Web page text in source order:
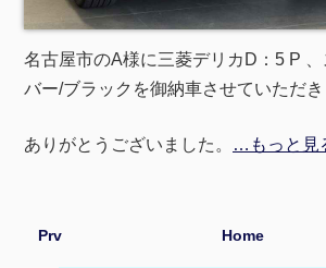
名古屋市のA様に三菱デリカD：5 P
バー/ブラックを御納車させていただき
ありがとうございました。 …もっと見
Prv Home